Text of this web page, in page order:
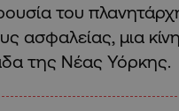
του
ασφαλείας, μια
της Νέας Υόρκης.